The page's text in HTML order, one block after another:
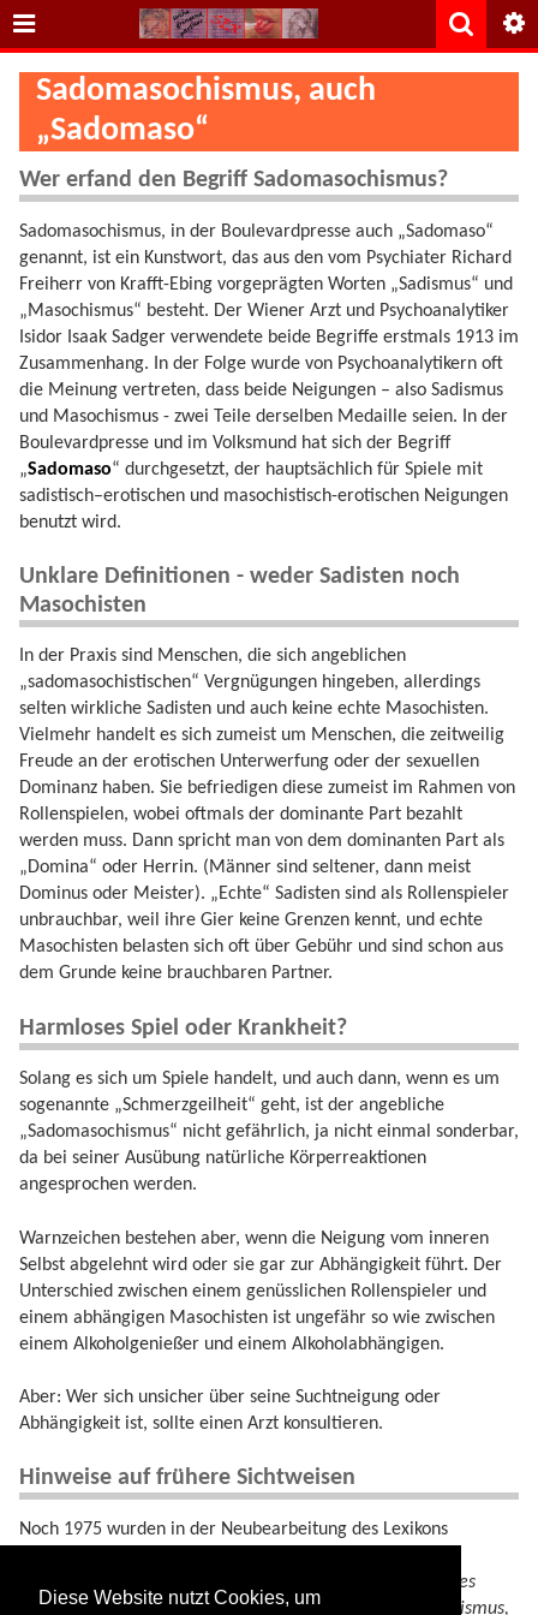
Diese Website nutzt Cookies, um
Sadomasochismus, auch
„Sadomaso“
Wer erfand den Begriff Sadomasochismus?
Sadomasochismus, in der Boulevardpresse auch „Sadomaso“
genannt, ist ein Kunstwort, das aus den vom Psychiater Richard
Freiherr von Krafft-Ebing vorgeprägten Worten „Sadismus“ und
„Masochismus“ besteht. Der Wiener Arzt und Psychoanalytiker
Isidor Isaak Sadger verwendete beide Begriffe erstmals 1913 im
Zusammenhang. In der Folge wurde von Psychoanalytikern oft
die Meinung vertreten, dass beide Neigungen – also Sadismus
und Masochismus - zwei Teile derselben Medaille seien. In der
Boulevardpresse und im Volksmund hat sich der Begriff
„Sadomaso“ durchgesetzt, der hauptsächlich für Spiele mit
sadistisch–erotischen und masochistisch-erotischen Neigungen
benutzt wird.
Unklare Definitionen - weder Sadisten noch
Masochisten
In der Praxis sind Menschen, die sich angeblichen
„sadomasochistischen“ Vergnügungen hingeben, allerdings
selten wirkliche Sadisten und auch keine echte Masochisten.
Vielmehr handelt es sich zumeist um Menschen, die zeitweilig
Freude an der erotischen Unterwerfung oder der sexuellen
Dominanz haben. Sie befriedigen diese zumeist im Rahmen von
Rollenspielen, wobei oftmals der dominante Part bezahlt
werden muss. Dann spricht man von dem dominanten Part als
„Domina“ oder Herrin. (Männer sind seltener, dann meist
Dominus oder Meister). „Echte“ Sadisten sind als Rollenspieler
unbrauchbar, weil ihre Gier keine Grenzen kennt, und echte
Masochisten belasten sich oft über Gebühr und sind schon aus
dem Grunde keine brauchbaren Partner.
Harmloses Spiel oder Krankheit?
Solang es sich um Spiele handelt, und auch dann, wenn es um
sogenannte „Schmerzgeilheit“ geht, ist der angebliche
„Sadomasochismus“ nicht gefährlich, ja nicht einmal sonderbar,
da bei seiner Ausübung natürliche Körperreaktionen
angesprochen werden.
Warnzeichen bestehen aber, wenn die Neigung vom inneren
Selbst abgelehnt wird oder sie gar zur Abhängigkeit führt. Der
Unterschied zwischen einem genüsslichen Rollenspieler und
einem abhängigen Masochisten ist ungefähr so wie zwischen
einem Alkoholgenießer und einem Alkoholabhängigen.
Aber: Wer sich unsicher über seine Suchtneigung oder
Abhängigkeit ist, sollte einen Arzt konsultieren.
Hinweise auf frühere Sichtweisen
Noch 1975 wurden in der Neubearbeitung des Lexikons
(Perversionen des
Geschlechtslebens … Homosexualität, Masochismus, Sadismus,